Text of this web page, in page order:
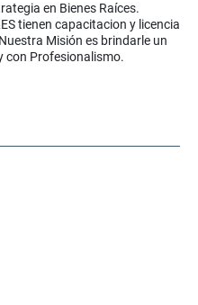
en Bienes Raíces.
tienen capacitacion y licencia
Misión es brindarle un
con Profesionalismo.